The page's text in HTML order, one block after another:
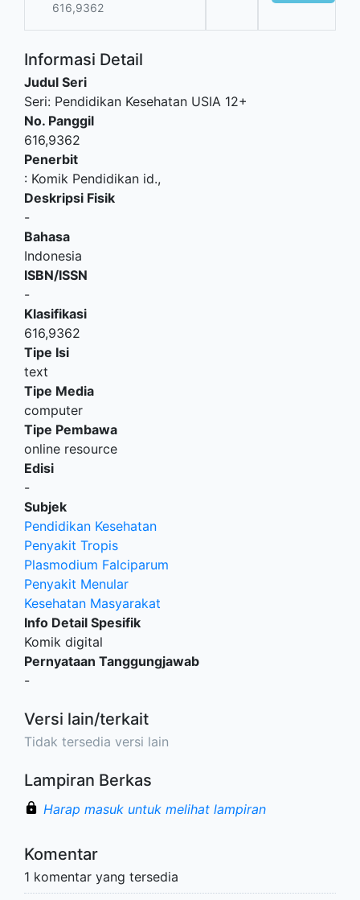
616,9362
Informasi Detail
Judul Seri
Seri: Pendidikan Kesehatan USIA 12+
No. Panggil
616,9362
Penerbit
: Komik Pendidikan id.,
Deskripsi Fisik
-
Bahasa
Indonesia
ISBN/ISSN
-
Klasifikasi
616,9362
Tipe Isi
text
Tipe Media
computer
Tipe Pembawa
online resource
Edisi
-
Subjek
Pendidikan Kesehatan
Penyakit Tropis
Plasmodium Falciparum
Penyakit Menular
Kesehatan Masyarakat
Info Detail Spesifik
Komik digital
Pernyataan Tanggungjawab
-
Versi lain/terkait
Tidak tersedia versi lain
Lampiran Berkas
Harap masuk untuk melihat lampiran
Komentar
1 komentar yang tersedia